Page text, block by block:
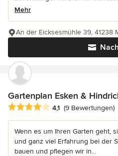
Mehr
An der Eicksesmühle 39, 41238
Gartenplan Esken &
Durchschnittliche Bewertung:
4,1 (9 Bewertungen)
Wenn es um Ihren Garten geht,
und ganz viel Erfahrung bei der
bauen und pflegen wir in...